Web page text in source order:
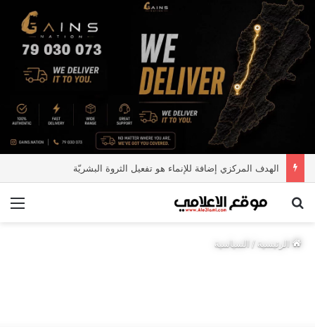
الهدف المركزي إضافة للإنماء هو تفعيل الثروة البشريّة
بحث عن
الرئيسية/ السياسية